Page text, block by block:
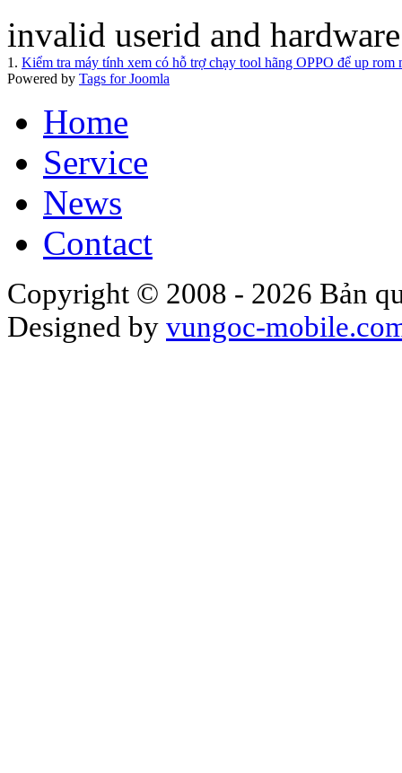
invalid userid and hardware
1. Kiểm tra máy tính xem có hỗ trợ chạy tool hãng OPPO để up
Powered by Tags for Joomla
Home
Service
News
Contact
Copyright © 2008 - 2026 Bản
Designed by vungoc-